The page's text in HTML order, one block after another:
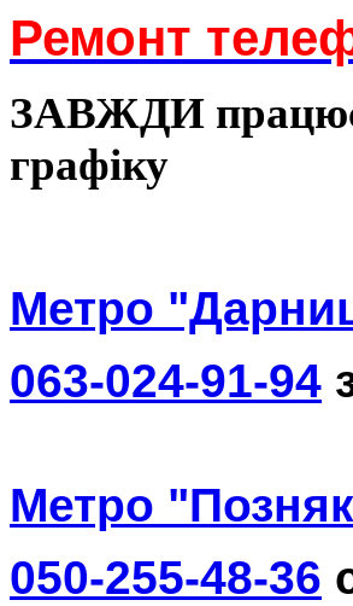
Ремонт
ЗАВЖДИ
графіку
Метро
063-024-91-94
Метро
050-255-48-36